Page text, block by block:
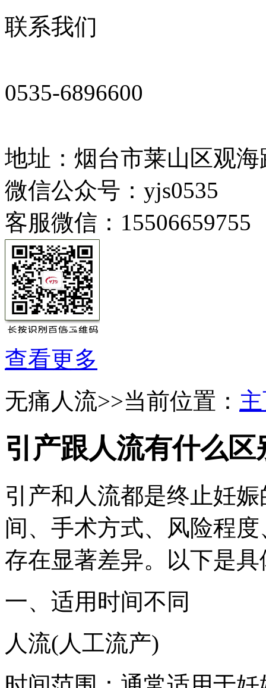
联系我们
0535-6896600
地址：烟台市莱山区观海
微信公众号：yjs0535
客服微信：15506659755
查看更多
无痛人流>>当前位置：
引产跟人流有什么区
引产和人流都是终止妊
间、手术方式、风险程
存在显著差异。以下是
一、适用时间不同
人流(人工流产)